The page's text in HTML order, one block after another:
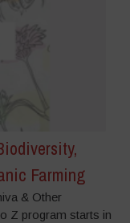
Farming
& Other
Z program starts in